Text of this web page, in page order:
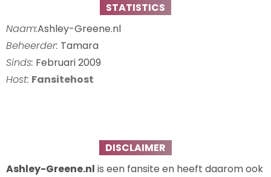
STATISTICS
Naam:Ashley-Greene.nl
Beheerder: Tamara
Sinds: Februari 2009
Host: Fansitehost
DISCLAIMER
Ashley-Greene.nl is een fansite en heeft daarom ook